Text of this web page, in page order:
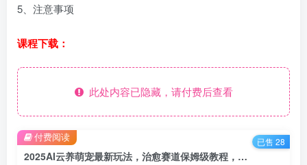
5、注意事项
课程下载：
此处内容已隐藏，请付费后查看
2025AI云养萌宠最新玩法，治愈赛道保姆级教程，每天30分钟，
付费阅读 已售 28